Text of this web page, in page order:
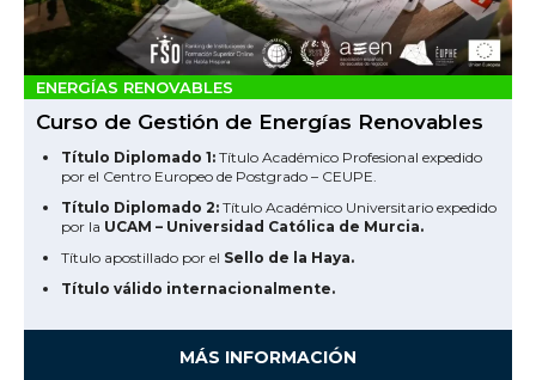
ENERGÍAS RENOVABLES
Curso de Gestión de Energías Renovables
Título Diplomado 1: Título Académico Profesional expedido
por el Centro Europeo de Postgrado – CEUPE.
Título Diplomado 2: Título Académico Universitario expedido
por la UCAM – Universidad Católica de Murcia.
Título apostillado por el Sello de la Haya.
Título válido internacionalmente.
MÁS INFORMACIÓN